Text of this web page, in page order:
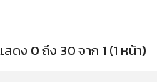
สดง 0 ถึง 30 จาก 1 (1 หน้า)